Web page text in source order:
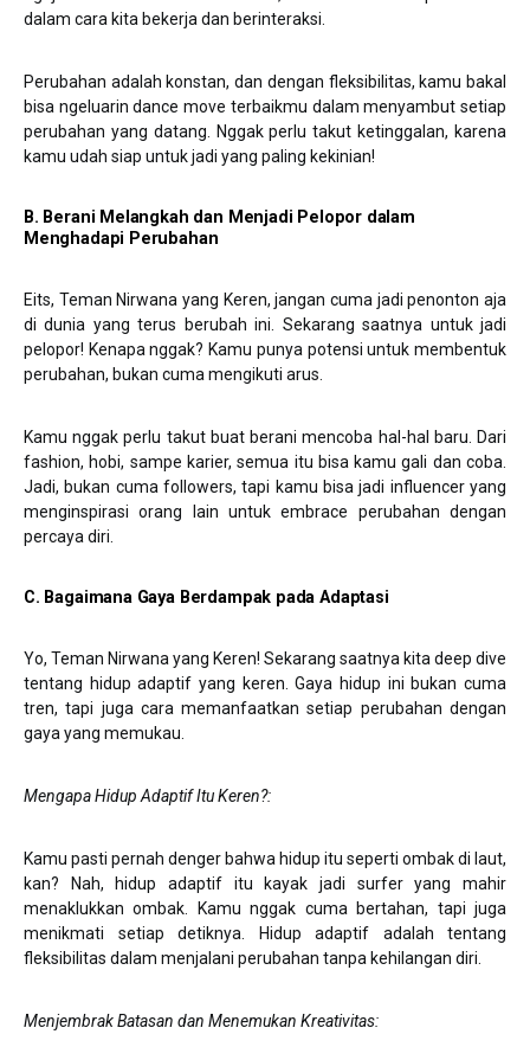
dalam cara kita bekerja dan berinteraksi.
Perubahan adalah konstan, dan dengan fleksibilitas, kamu bakal
bisa ngeluarin dance move terbaikmu dalam menyambut setiap
perubahan yang datang. Nggak perlu takut ketinggalan, karena
kamu udah siap untuk jadi yang paling kekinian!
B. Berani Melangkah dan Menjadi Pelopor dalam
Menghadapi Perubahan
Eits, Teman Nirwana yang Keren, jangan cuma jadi penonton aja
di dunia yang terus berubah ini. Sekarang saatnya untuk jadi
pelopor! Kenapa nggak? Kamu punya potensi untuk membentuk
perubahan, bukan cuma mengikuti arus.
Kamu nggak perlu takut buat berani mencoba hal-hal baru. Dari
fashion, hobi, sampe karier, semua itu bisa kamu gali dan coba.
Jadi, bukan cuma followers, tapi kamu bisa jadi influencer yang
menginspirasi orang lain untuk embrace perubahan dengan
percaya diri.
C. Bagaimana Gaya Berdampak pada Adaptasi
Yo, Teman Nirwana yang Keren! Sekarang saatnya kita deep dive
tentang hidup adaptif yang keren. Gaya hidup ini bukan cuma
tren, tapi juga cara memanfaatkan setiap perubahan dengan
gaya yang memukau.
Mengapa Hidup Adaptif Itu Keren?:
Kamu pasti pernah denger bahwa hidup itu seperti ombak di laut,
kan? Nah, hidup adaptif itu kayak jadi surfer yang mahir
menaklukkan ombak. Kamu nggak cuma bertahan, tapi juga
menikmati setiap detiknya. Hidup adaptif adalah tentang
fleksibilitas dalam menjalani perubahan tanpa kehilangan diri.
Menjembrak Batasan dan Menemukan Kreativitas: